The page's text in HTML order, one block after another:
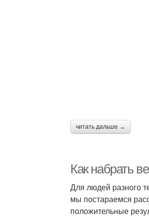
читать дальше →
Как набрать
Для людей разного
мы постараемся
положительные